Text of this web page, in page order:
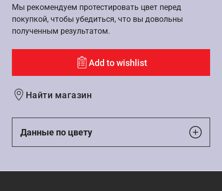
Мы рекомендуем протестировать цвет перед
покупкой, чтобы убедиться, что вы довольны
полученным результатом.
Add to wishlist
Найти магазин
Данные по цвету